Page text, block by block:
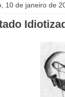
10 de janeiro de